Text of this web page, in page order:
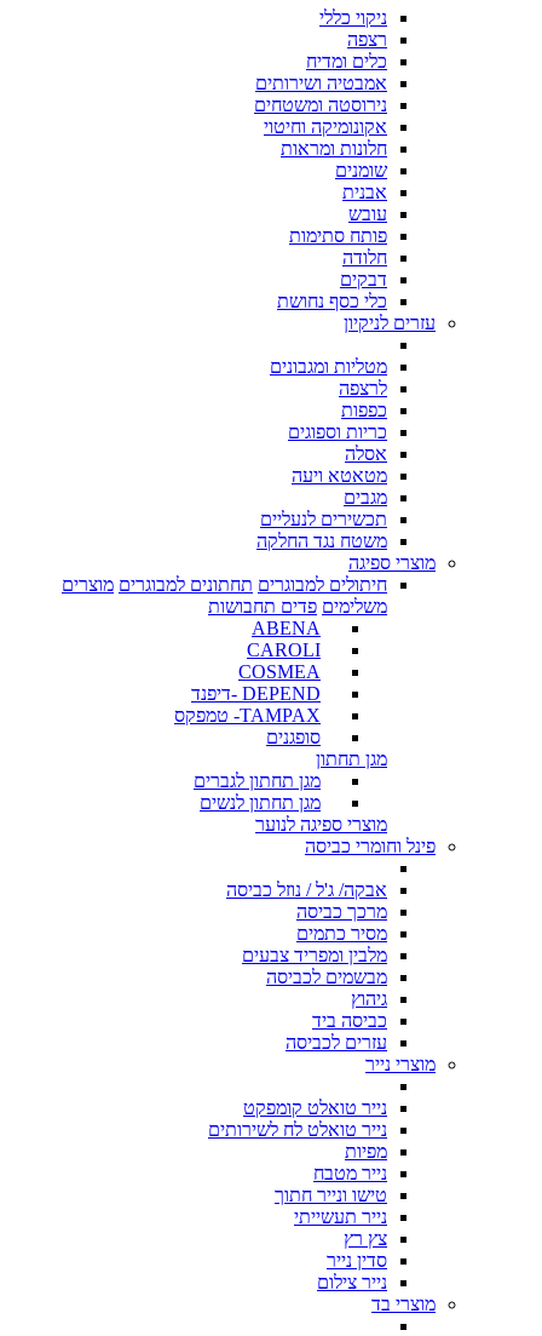
ניקוי כללי
רצפה
כלים ומדיח
אמבטיה ושירותים
נירוסטה ומשטחים
אקונומיקה וחיטוי
חלונות ומראות
שומנים
אבנית
עובש
פותח סתימות
חלודה
דבקים
כלי כסף נחושת
עזרים לניקיון
מטליות ומגבונים
לרצפה
כפפות
כריות וספוגים
אסלה
מטאטא ויעה
מגבים
תכשירים לנעליים
משטח נגד החלקה
מוצרי ספיגה
חיתולים למבוגרים תחתונים למבוגרים מוצרים
משלימים פדים תחבושות
ABENA
CAROLI
COSMEA
DEPEND -דיפנד
TAMPAX- טמפקס
סופגנים
מגן תחתון
מגן תחתון לגברים
מגן תחתון לנשים
מוצרי ספיגה לנוער
פינל וחומרי כביסה
אבקה/ ג'ל / נוזל כביסה
מרכך כביסה
מסיר כתמים
מלבין ומפריד צבעים
מבשמים לכביסה
גיהוץ
כביסה ביד
עזרים לכביסה
מוצרי נייר
נייר טואלט קומפקט
נייר טואלט לח לשירותים
מפיות
נייר מטבח
טישו ונייר חתוך
נייר תעשייתי
צץ רץ
סדין נייר
נייר צילום
מוצרי בד